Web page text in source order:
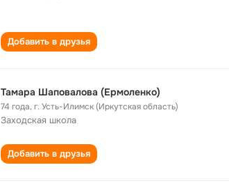
Добавить в друзья
Тамара Шаповалова (Ермоленко)
74 года,г. Усть-Илимск (Иркутская область)
Заходская школа
Добавить в друзья